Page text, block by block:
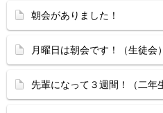
朝会がありました！
月曜日は朝会です！（生徒会）
先輩になって３週間！（二年